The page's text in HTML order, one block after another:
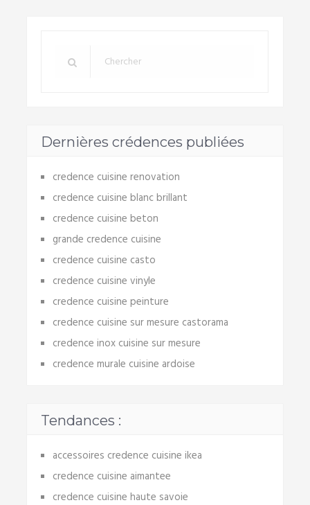
Dernières crédences publiées
credence cuisine renovation
credence cuisine blanc brillant
credence cuisine beton
grande credence cuisine
credence cuisine casto
credence cuisine vinyle
credence cuisine peinture
credence cuisine sur mesure castorama
credence inox cuisine sur mesure
credence murale cuisine ardoise
Tendances :
accessoires credence cuisine ikea
credence cuisine aimantee
credence cuisine haute savoie